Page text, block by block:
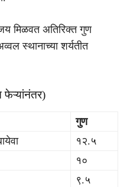
मिळवत अतिरिक्त गुण
स्थानाच्या शर्यतीत
फेऱ्यांनंतर)
गुण
१२.५
१०
९.५